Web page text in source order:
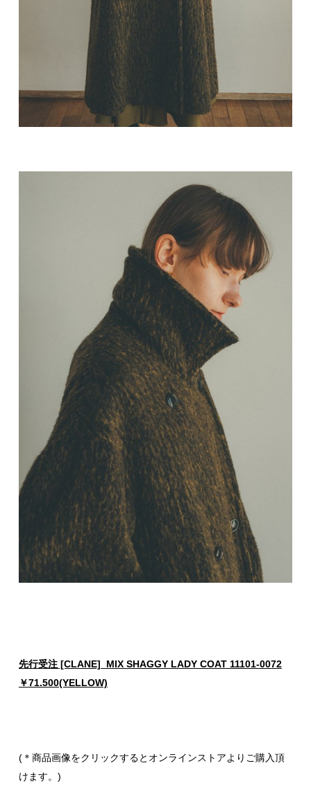
先行受注 [CLANE] MIX SHAGGY LADY COAT 11101-0072
￥71.500(YELLOW)
(＊商品画像をクリックするとオンラインストアよりご購入頂
けます。)